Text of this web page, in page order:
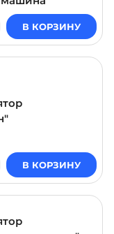
В КОРЗИНУ
В КОРЗИНУ